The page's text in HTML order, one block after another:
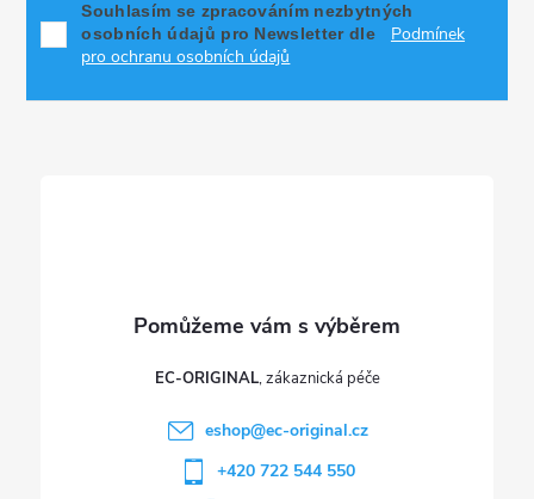
Souhlasím se zpracováním nezbytných
osobních údajů pro Newsletter dle
Podmínek
pro ochranu osobních údajů
EC-ORIGINAL
eshop@ec-original.cz
+420 722 544 550